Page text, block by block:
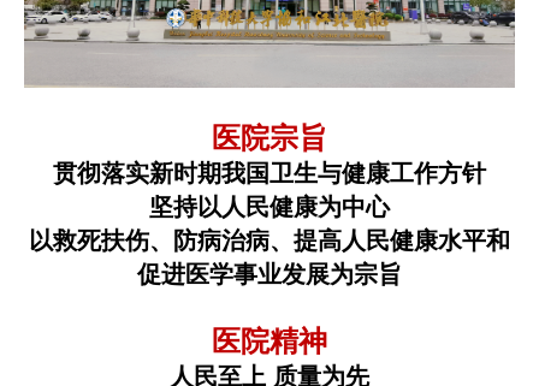
医院宗旨
贯彻落实新时期我国卫生与健康工作方针
坚持以人民健康为中心
以救死扶伤、防病治病、提高人民健康水平和
促进医学事业发展为宗旨
医院精神
人民至上 质量为先